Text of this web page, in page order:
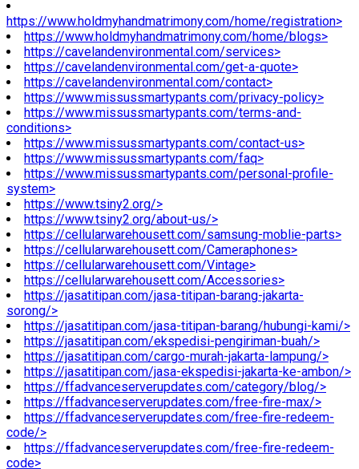
https://www.holdmyhandmatrimony.com/home/registration>
https://www.holdmyhandmatrimony.com/home/blogs>
https://cavelandenvironmental.com/services>
https://cavelandenvironmental.com/get-a-quote>
https://cavelandenvironmental.com/contact>
https://www.missussmartypants.com/privacy-policy>
https://www.missussmartypants.com/terms-and-
conditions>
https://www.missussmartypants.com/contact-us>
https://www.missussmartypants.com/faq>
https://www.missussmartypants.com/personal-profile-
system>
https://www.tsiny2.org/>
https://www.tsiny2.org/about-us/>
https://cellularwarehousett.com/samsung-moblie-parts>
https://cellularwarehousett.com/Cameraphones>
https://cellularwarehousett.com/Vintage>
https://cellularwarehousett.com/Accessories>
https://jasatitipan.com/jasa-titipan-barang-jakarta-
sorong/>
https://jasatitipan.com/jasa-titipan-barang/hubungi-kami/>
https://jasatitipan.com/ekspedisi-pengiriman-buah/>
https://jasatitipan.com/cargo-murah-jakarta-lampung/>
https://jasatitipan.com/jasa-ekspedisi-jakarta-ke-ambon/>
https://ffadvanceserverupdates.com/category/blog/>
https://ffadvanceserverupdates.com/free-fire-max/>
https://ffadvanceserverupdates.com/free-fire-redeem-
code/>
https://ffadvanceserverupdates.com/free-fire-redeem-
code>